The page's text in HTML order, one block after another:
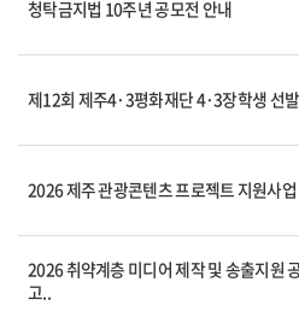
청탁금지법 10주년 공모전 안내
제12회 제주4·3평화재단 4·3장학생 선
2026 제주 관광콘텐츠 프로젝트 지원사
2026 취약계층 미디어 제작 및 송출지원
고..